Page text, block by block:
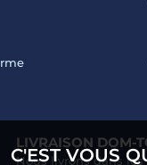
C'EST VOUS
LIVRAISON DOM-
Nous livrons dans les